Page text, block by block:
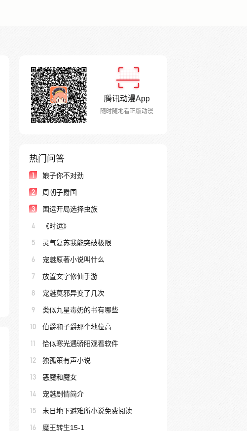
腾讯动漫App
随时随地看正版动漫
热门问答
1 娘子你不对劲
2 周朝子爵国
3 国运开局选择虫族
4 《时运》
5 灵气复苏我能突破极限
6 宠魅原著小说叫什么
7 放置文字修仙手游
8 宠魅莫邪异变了几次
9 类似九星毒奶的书有哪些
10 伯爵和子爵那个地位高
11 恰似寒光遇骄阳观看软件
12 独孤策有声小说
13 恶魔和魔女
14 宠魅剧情简介
15 末日地下避难所小说免费阅读
16 魔王转生15-1